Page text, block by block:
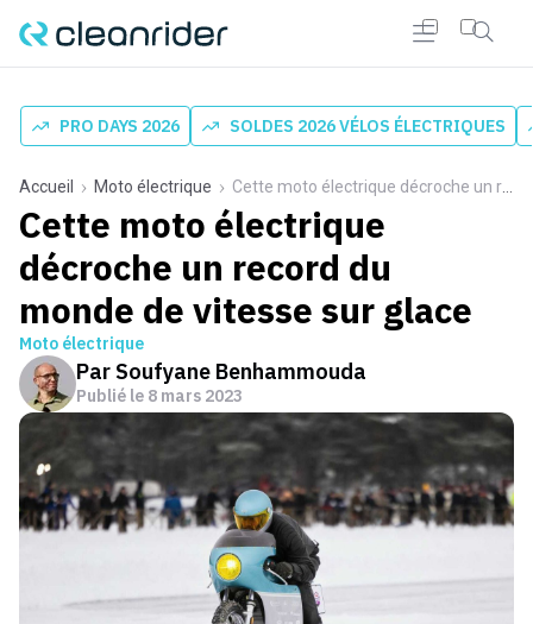
PRO DAYS 2026 SOLDES 2026 VÉLOS ÉLECTRIQUES
Accueil Moto électrique Cette moto électrique décroche un record du monde de vitesse sur glace
Cette moto électrique
décroche un record du
monde de vitesse sur glace
Moto électrique
Par Soufyane Benhammouda
Publié le 8 mars 2023